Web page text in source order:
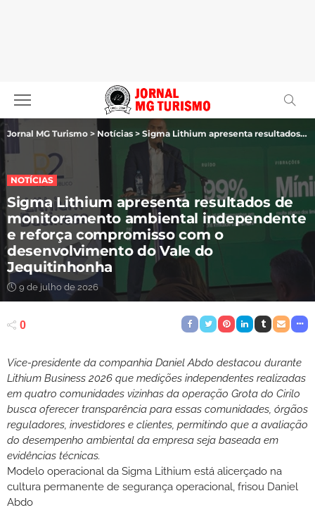
Jornal MG Turismo > Notícias > Sigma Lithium apresenta resultados de monitoramento ambiental independente e reforça compromisso com o desenvolvimento do Vale do Jequitinhonha
NOTÍCIAS
Sigma Lithium apresenta resultados de
monitoramento ambiental independente
e reforça compromisso com o
desenvolvimento do Vale do
Jequitinhonha
9 de julho de 2026
0
Vice-presidente da companhia Daniel Abdo destacou durante
Lithium Business 2026 que medições independentes realizadas
em quatro comunidades vizinhas da operação Grota do Cirilo
busca oferecer transparência para essas comunidades, órgãos
reguladores, investidores e clientes, permitindo que a avaliação
do desempenho ambiental da empresa seja baseada em
evidências técnicas.
Modelo operacional da Sigma Lithium está alicerçado na
cultura permanente de segurança operacional, frisou Daniel
Abdo